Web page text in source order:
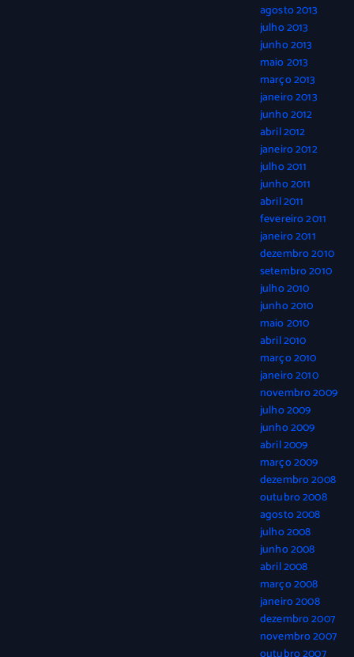
agosto 2013
julho 2013
junho 2013
maio 2013
março 2013
janeiro 2013
junho 2012
abril 2012
janeiro 2012
julho 2011
junho 2011
abril 2011
fevereiro 2011
janeiro 2011
dezembro 2010
setembro 2010
julho 2010
junho 2010
maio 2010
abril 2010
março 2010
janeiro 2010
novembro 2009
julho 2009
junho 2009
abril 2009
março 2009
dezembro 2008
outubro 2008
agosto 2008
julho 2008
junho 2008
abril 2008
março 2008
janeiro 2008
dezembro 2007
novembro 2007